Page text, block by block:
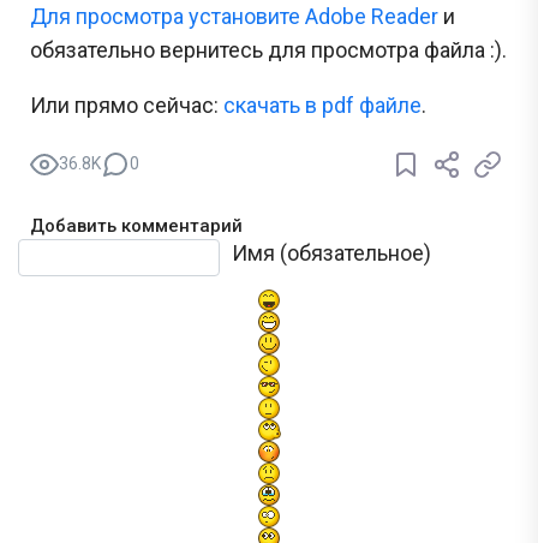
Для просмотра установите Adobe Reader и
обязательно вернитесь для просмотра файла :).
Или прямо сейчас: cкачать в pdf файле.
36.8K 0
Добавить комментарий
Имя (обязательное)
Текст комментария